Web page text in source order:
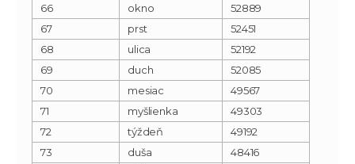
66
okno
52889
67
prst
52451
68
ulica
52192
69
duch
52085
70
mesiac
49567
71
myšlienka
49303
72
týždeň
49192
73
duša
48416